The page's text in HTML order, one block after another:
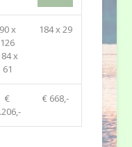
90 x
126
x
61
184 x 29
€
€ 668,-